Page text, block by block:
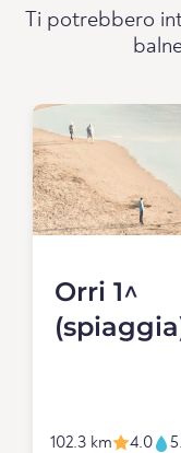
Ti potrebbero
Orri 1^
102.3 km 4.0